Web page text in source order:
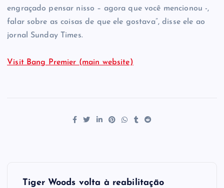
engraçado pensar nisso – agora que você mencionou -,
falar sobre as coisas de que ele gostava”, disse ele ao
jornal Sunday Times.
Visit Bang Premier (main website)
Tiger Woods volta à reabilitação